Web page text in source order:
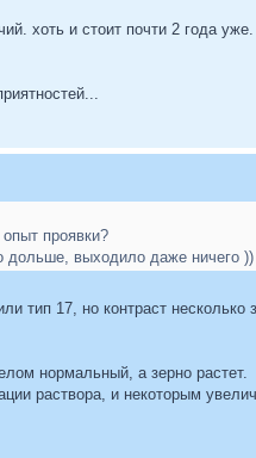
хоть и стоит почти 2 года уже.
проявки?
дольше, выходило даже ничего ))
тип 17, но контраст несколько
нормальный, а зерно растет.
раствора, и некоторым